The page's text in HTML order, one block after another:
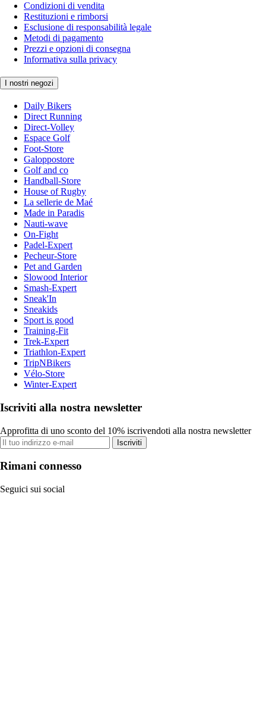
Condizioni di vendita
Restituzioni e rimborsi
Esclusione di responsabilità legale
Metodi di pagamento
Prezzi e opzioni di consegna
Informativa sulla privacy
I nostri negozi
Daily Bikers
Direct Running
Direct-Volley
Espace Golf
Foot-Store
Galoppostore
Golf and co
Handball-Store
House of Rugby
La sellerie de Maé
Made in Paradis
Nauti-wave
On-Fight
Padel-Expert
Pecheur-Store
Pet and Garden
Slowood Interior
Smash-Expert
Sneak'In
Sneakids
Sport is good
Training-Fit
Trek-Expert
Triathlon-Expert
TripNBikers
Vélo-Store
Winter-Expert
Iscriviti alla nostra newsletter
Approfitta di uno sconto del 10% iscrivendoti alla nostra newsletter
Iscriviti
Rimani connesso
Seguici sui social